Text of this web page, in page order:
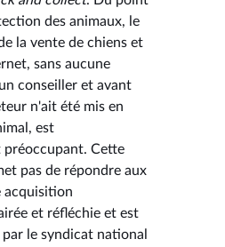
des animaux, le
la vente de chiens et
sans aucune
conseiller et avant
n'ait été mis en
est
Cette
pas de répondre aux
acquisition
et réfléchie et est
par le syndicat national